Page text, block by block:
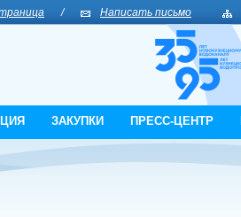
/ Написать письмо
ЗАКУПКИ ПРЕСС-ЦЕНТР